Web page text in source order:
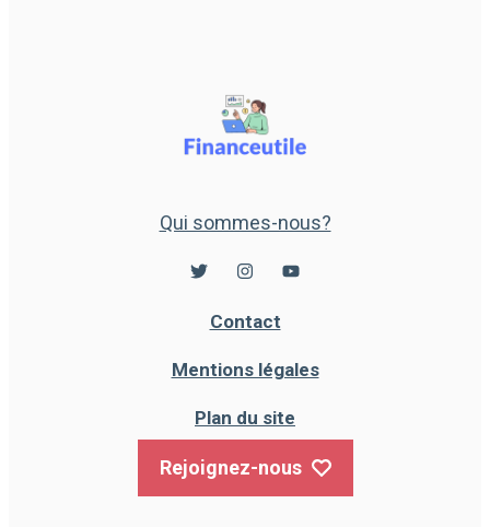
Qui sommes-nous?
Contact
Mentions légales
Plan du site
Rejoignez-nous